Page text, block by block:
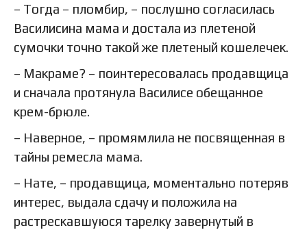
– Тогда – пломбир, – послушно согласилась
Василисина мама и достала из плетеной
сумочки точно такой же плетеный кошелечек.
– Макраме? – поинтересовалась продавщица
и сначала протянула Василисе обещанное
крем-брюле.
– Наверное, – промямлила не посвященная в
тайны ремесла мама.
– Нате, – продавщица, моментально потеряв
интерес, выдала сдачу и положила на
растрескавшуюся тарелку завернутый в